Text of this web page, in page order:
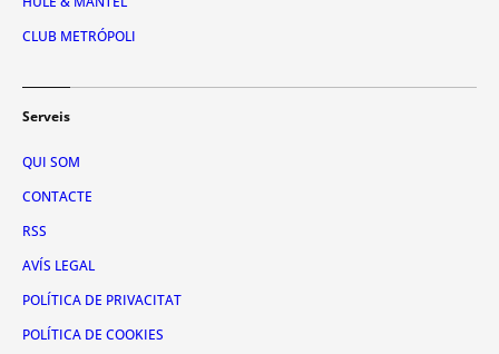
CLUB METRÓPOLI
Serveis
QUI SOM
CONTACTE
RSS
AVÍS LEGAL
POLÍTICA DE PRIVACITAT
POLÍTICA DE COOKIES